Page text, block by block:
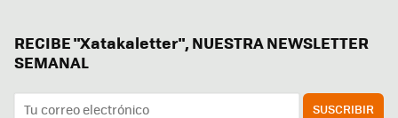
RECIBE "Xatakaletter", NUESTRA NEWSLETTER
SEMANAL
SUSCRIBIR